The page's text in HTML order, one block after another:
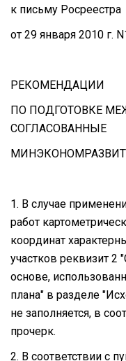
к письму Росреестра
от 29 января 2010 г.
РЕКОМЕНДАЦИИ
ПО ПОДГОТОВКЕ
СОГЛАСОВАННЫЕ
1. В случае
работ
координат
участков реквизит 2
основе,
плана" в разделе
не заполняется, в
прочерк.
2. В соответствии с